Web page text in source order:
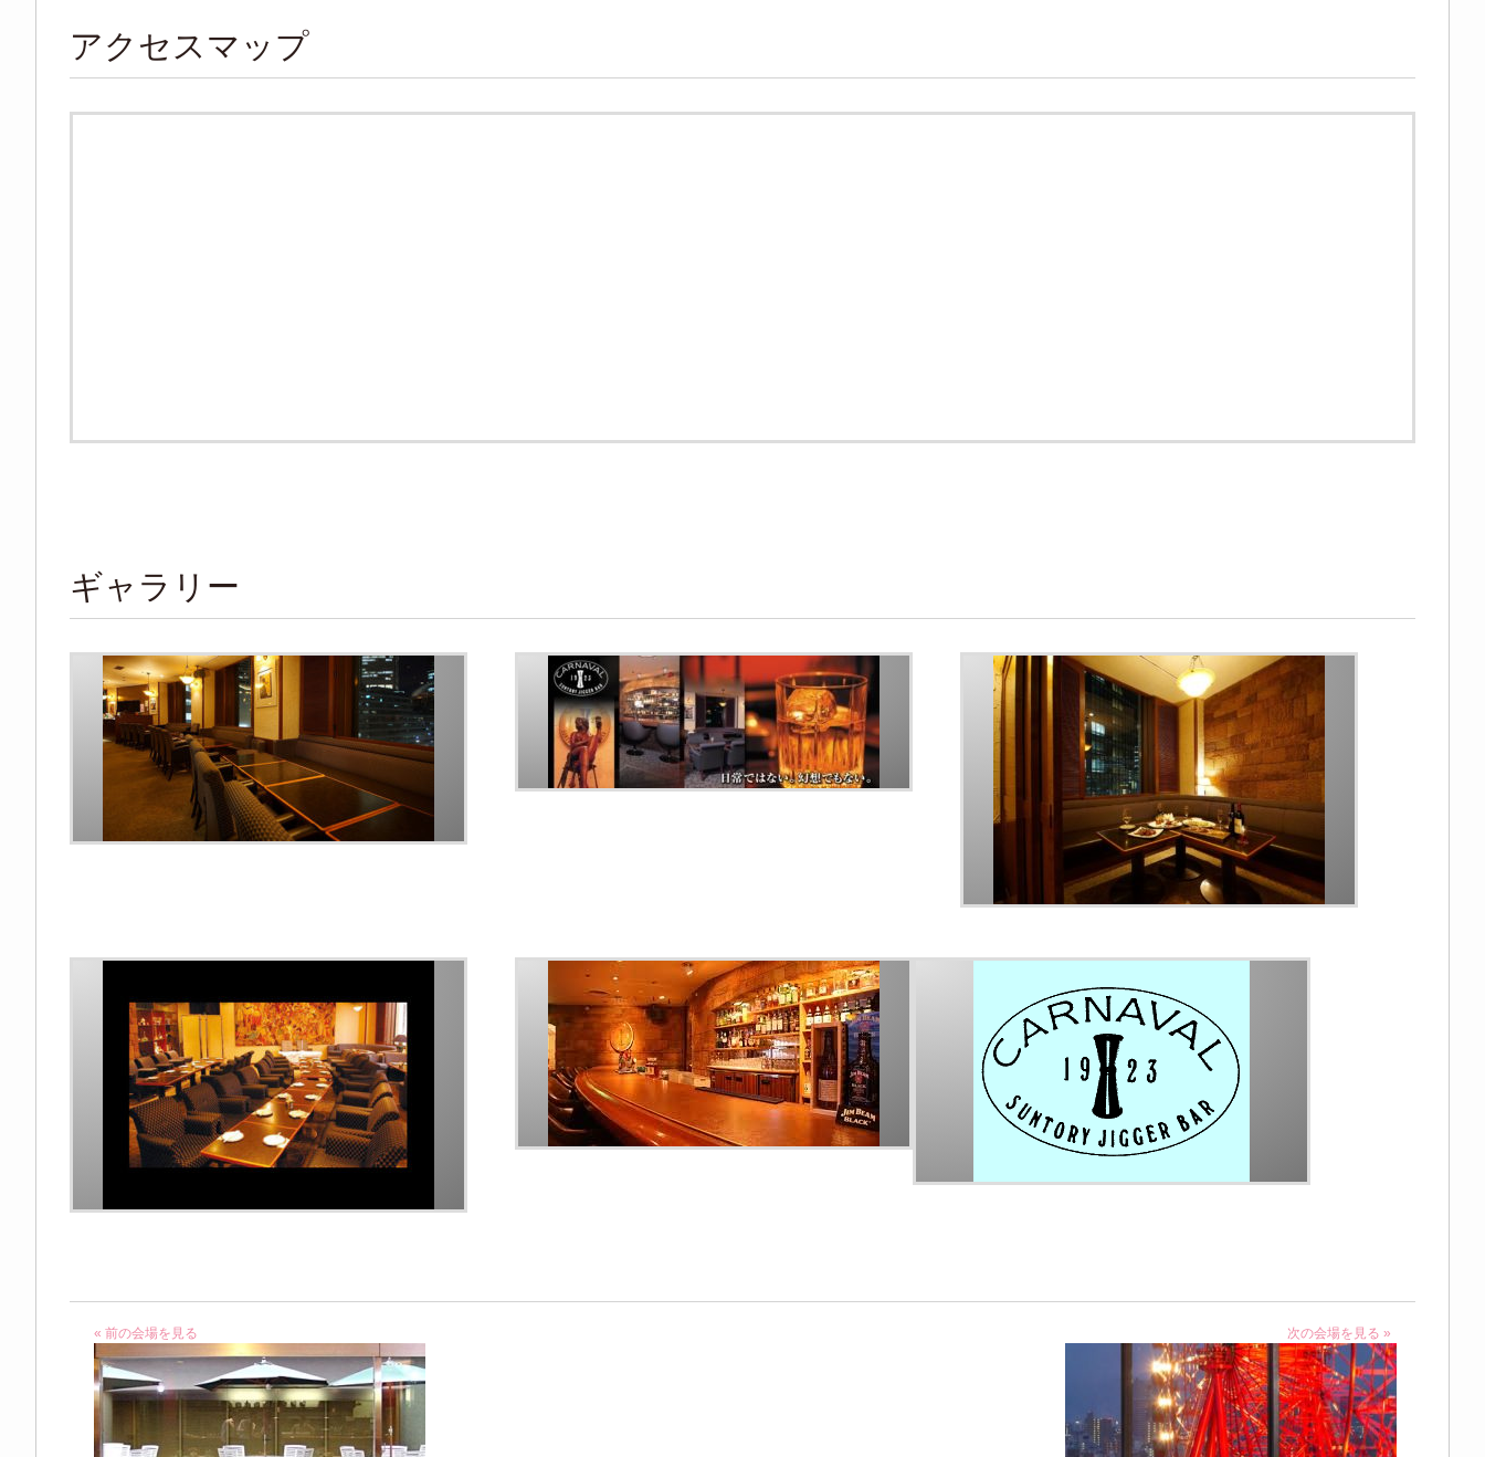
アクセスマップ
ギャラリー
« 前の会場を見る 次の会場を見る »